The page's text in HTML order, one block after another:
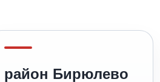
район Бирюлево